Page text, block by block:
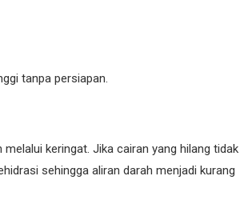
tanpa persiapan.
keringat. Jika cairan yang hilang tidak
sehingga aliran darah menjadi kurang